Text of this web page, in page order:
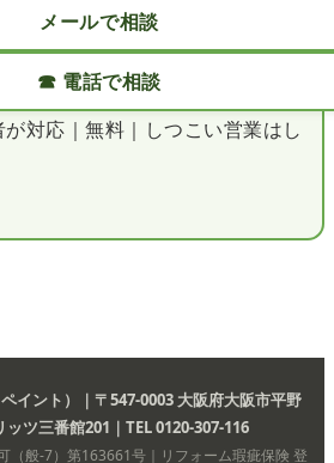
メールで相談
☎ 電話で相談
対応｜無料｜しつこい営業はし
イント）｜〒547-0003 大阪府大阪市平野
ッツ三番館201｜TEL 0120-307-116
（般-7）第163661号｜リフォーム瑕疵保険 登